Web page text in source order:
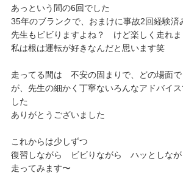
あっという間の6回でした
35年のブランクで、おまけに事故2回経験済
先生もビビりますよね？ けど楽しく走れま
私は根は運転が好きなんだと思います笑
走ってる間は 不安の固まりで、どの場面で
が、先生の細かく丁寧ないろんなアドバイ
した
ありがとうございました
これからは少しずつ
復習しながら ビビりながら ハッとしな
走ってみます〜